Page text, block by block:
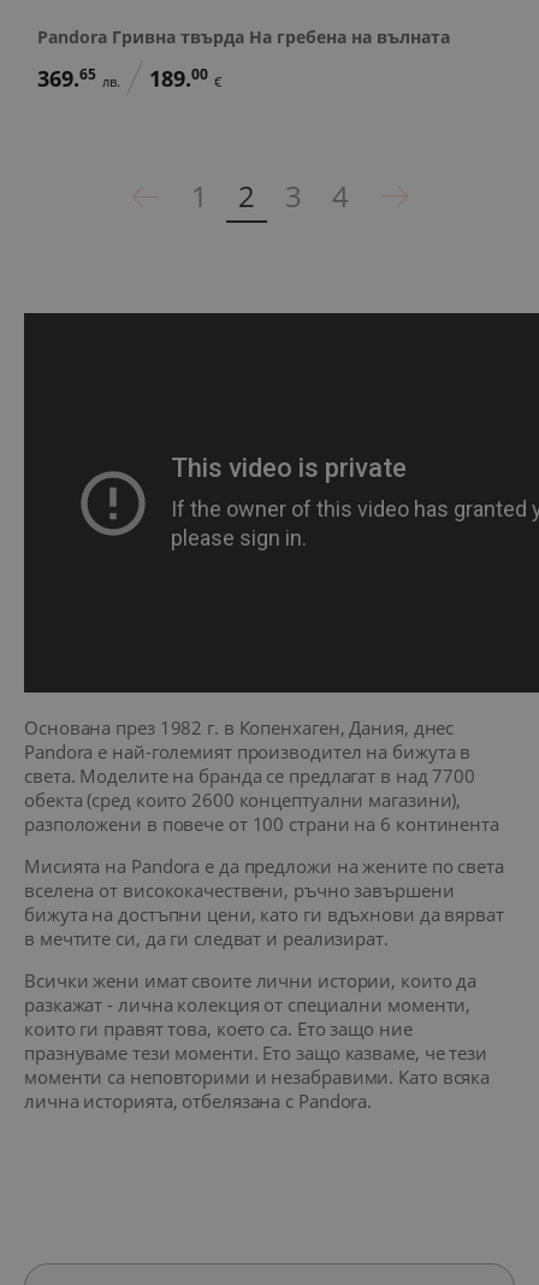
Pandora Гривна твърда На гребена на вълната
369.65 лв. 189.00 €
1 2 3 4
Основана през 1982 г. в Копенхаген, Дания, днес
Pandora е най-големият производител на бижута в
света. Моделите на бранда се предлагат в над 7700
обекта (сред които 2600 концептуални магазини),
разположени в повече от 100 страни на 6 континента
Мисията на Pandora e да предложи на жените по света
вселена от висококачествени, ръчно завършени
бижута на достъпни цени, като ги вдъхнови да вярват
в мечтите си, да ги следват и реализират.
Всички жени имат своите лични истории, които да
разкажат - лична колекция от специални моменти,
които ги правят това, което са. Ето защо ние
празнуваме тези моменти. Ето защо казваме, че тези
моменти са неповторими и незабравими. Като всяка
лична историята, отбелязана с Pandora.